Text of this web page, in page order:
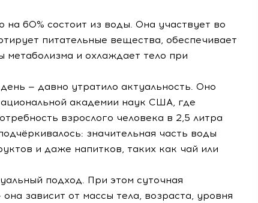
60% состоит из воды. Она участвует во
питательные вещества, обеспечивает
метаболизма и охлаждает тело при
— давно утратило актуальность. Оно
академии наук США, где
взрослого человека в 2,5 литра
значительная часть воды
и даже напитков, таких как чай или
подход. При этом суточная
зависит от массы тела, возраста, уровня